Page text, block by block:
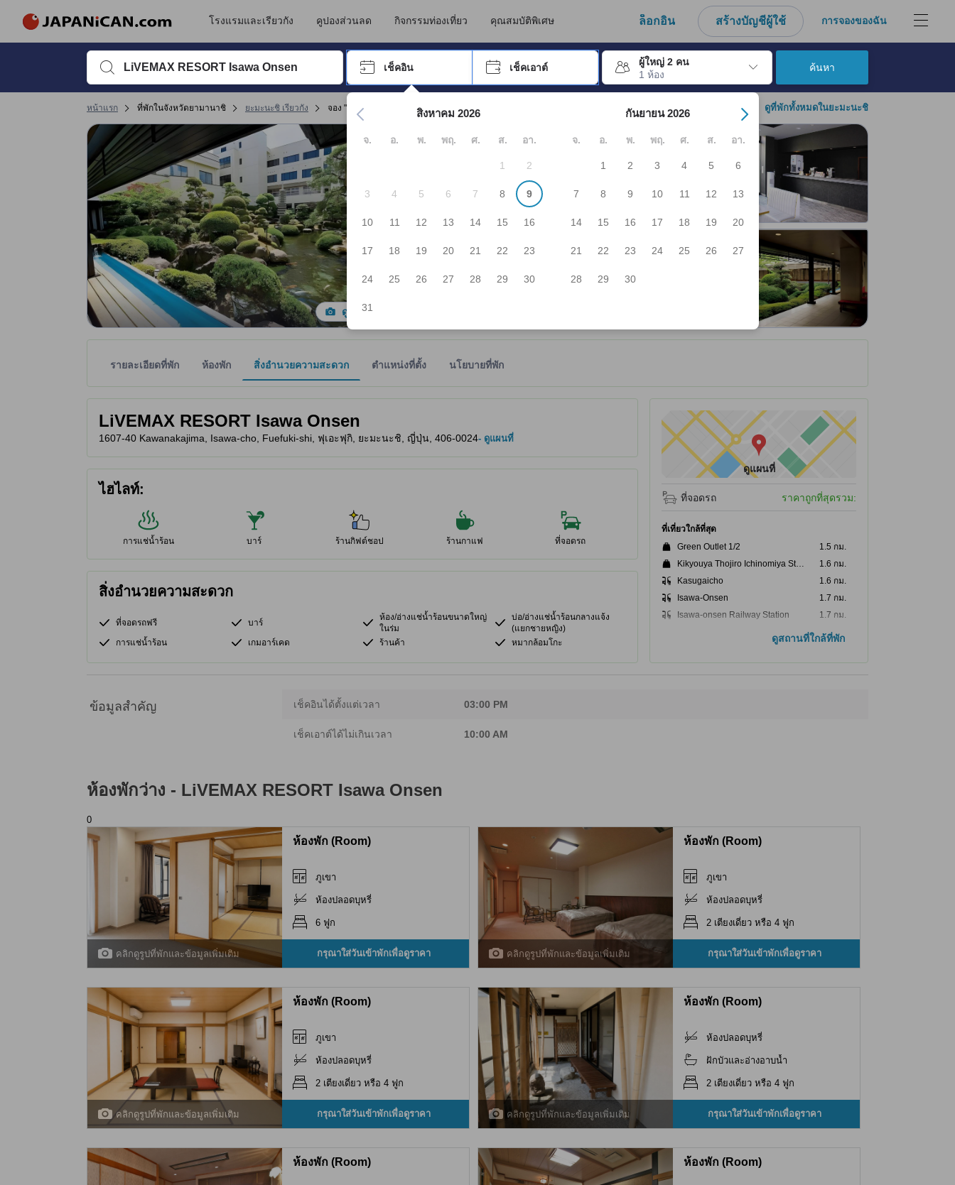
โรงแรมและเรียวกัง คูปองส่วนลด กิจกรรมท่องเที่ยว คุณสมบัติพิเศษ ล็อกอิน สร้างบัญชีผู้ใช้ การจองของฉัน
พิมพ์ชื่อที่พักหรือคำที่ต้องการค้นหา จากนั้นใช้ปุ่มลูกศรหรือปุ่ม Tab เพื่อเลื่อนหาคำที่ต้องการ แล้วกดปุ่ม Enter เพื่อเลือก
เช็คอิน เช็คเอาต์
ผู้ใหญ่ 2 คน
1 ห้อง
กด Enter เพื่อเลือกวันที่ ใช้ปุ่มลูกศรเพื่อเลือกวันเช็คอินและเช็คเอาต์ เมื่อไปถึงวันเช็คอินที่ต้องการ ให้กดปุ่ม Enter เพื่อเลือกวันเช็คอินดังกล่า
สิงหาคม 2026
จ. อ. พ. พฤ. ศ. ส. อา.
1 2
3 4 5 6 7 8 9
10 11 12 13 14 15 16
17 18 19 20 21 22 23
24 25 26 27 28 29 30
31
กันยายน 2026
จ. อ. พ. พฤ. ศ. ส. อา.
1 2 3 4 5 6
7 8 9 10 11 12 13
14 15 16 17 18 19 20
21 22 23 24 25 26 27
28 29 30
ค้นหา
หน้าแรก ที่พักในจังหวัดยามานาชิ ยะมะนะชิ เรียวกัง จอง "LiVEMAX RESORT Isawa Onsen" ดูที่พักทั้งหมดในยะมะนะชิ
ดูรูปทั้งหมด
รายละเอียดที่พัก ห้องพัก สิ่งอำนวยความสะดวก ตำแหน่งที่ตั้ง นโยบายที่พัก
LiVEMAX RESORT Isawa Onsen
1607-40 Kawanakajima, Isawa-cho, Fuefuki-shi, ฟุเอะฟุกิ, ยะมะนะชิ, ญี่ปุ่น, 406-0024- ดูแผนที่
ไฮไลท์:
การแช่น้ำร้อน บาร์ ร้านกิฟต์ชอป ร้านกาแฟ ที่จอดรถ
สิ่งอำนวยความสะดวก
ที่จอดรถฟรี บาร์
ห้อง/อ่างแช่น้ำร้อนขนาดใหญ่
ในร่ม
บ่อ/อ่างแช่น้ำร้อนกลางแจ้ง
(แยกชายหญิง)
การแช่น้ำร้อน
เกมอาร์เคด ร้านค้า หมากล้อมโกะ
ดูแผนที่
ที่จอดรถ ราคาถูกที่สุดรวม:
ที่เที่ยวใกล้ที่สุด
Green Outlet 1/2
1.5 กม.
Kikyouya Thojiro Ichinomiya Store
1.6 กม.
Kasugaicho
1.6 กม.
Isawa-Onsen
1.7 กม.
Isawa-onsen Railway Station
1.7 กม.
ดูสถานที่ใกล้ที่พัก
ข้อมูลสำคัญ เช็คอินได้ตั้งแต่เวลา 03:00 PM
เช็คเอาต์ได้ไม่เกินเวลา 10:00 AM
ห้องพักว่าง - LiVEMAX RESORT Isawa Onsen
0
คลิกดูรูปที่พักและข้อมูลเพิ่มเติม
ห้องพัก (Room)
ภูเขา
ห้องปลอดบุหรี่
6 ฟูก
กรุณาใส่วันเข้าพักเพื่อดูราคา คลิกดูรูปที่พักและข้อมูลเพิ่มเติม
ห้องพัก (Room)
ภูเขา
ห้องปลอดบุหรี่
2 เตียงเดี่ยว หรือ 4 ฟูก
กรุณาใส่วันเข้าพักเพื่อดูราคา
คลิกดูรูปที่พักและข้อมูลเพิ่มเติม
ห้องพัก (Room)
ภูเขา
ห้องปลอดบุหรี่
2 เตียงเดี่ยว หรือ 4 ฟูก
กรุณาใส่วันเข้าพักเพื่อดูราคา คลิกดูรูปที่พักและข้อมูลเพิ่มเติม
ห้องพัก (Room)
ห้องปลอดบุหรี่
ฝักบัวและอ่างอาบน้ำ
2 เตียงเดี่ยว หรือ 4 ฟูก
กรุณาใส่วันเข้าพักเพื่อดูราคา
ห้องพัก (Room) ห้องพัก (Room)